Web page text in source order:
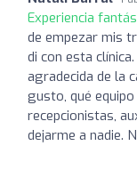
Experiencia
de empezar mis
di con esta
agradecida de la
gusto, qué
recepcionistas,
dejarme a nadie.